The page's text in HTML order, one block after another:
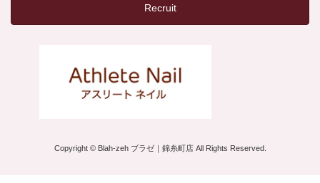
Recruit
Copyright © Blah-zeh ブラゼ｜錦糸町店 All Rights Reserved.